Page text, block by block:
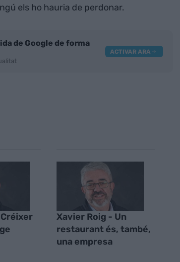
els ho hauria de perdonar.
de Google de forma
ACTIVAR ARA
Xavier Roig - Un
restaurant és, també,
una empresa